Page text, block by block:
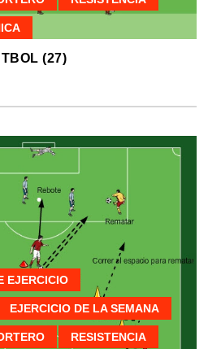
(27)
EJERCICIO
EJERCICIO DE LA SEMANA
RESISTENCIA